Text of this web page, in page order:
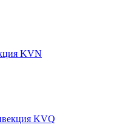
KVN
KVQ